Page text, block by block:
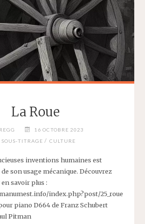
La Roue
16 OCTOBRE 2023
SOUS-TITRAGE / CULTURE
inventions humaines est
son usage mécanique. Découvrez
en savoir plus :
index.php?post/25_roue
piano D664 de Franz Schubert
Pitman